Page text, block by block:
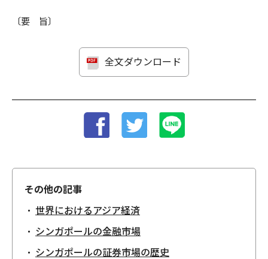
〔要 旨〕
全文ダウンロード
その他の記事
世界におけるアジア経済
シンガポールの金融市場
シンガポールの証券市場の歴史